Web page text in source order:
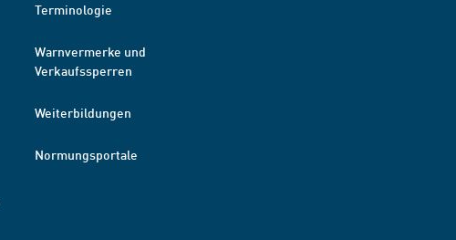
Terminologie
Warnvermerke und
Verkaufssperren
Weiterbildungen
Normungsportale